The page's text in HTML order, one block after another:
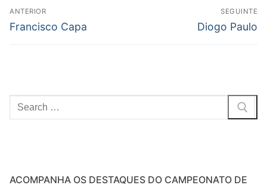
Navegação
de
ANTERIOR
Previous
Francisco Capa
SEGUINTE
Next
Diogo Paulo
Pesquisar
por:
ACOMPANHA OS DESTAQUES DO CAMPEONATO DE